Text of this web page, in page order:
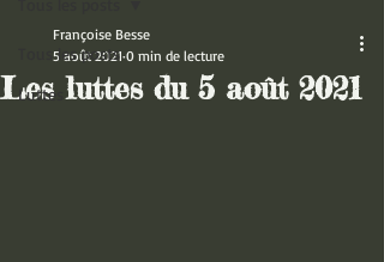
Tous les posts
Luttes
Les luttes du 5 août 2021
Françoise Besse
5 août 2021 0 min de lecture